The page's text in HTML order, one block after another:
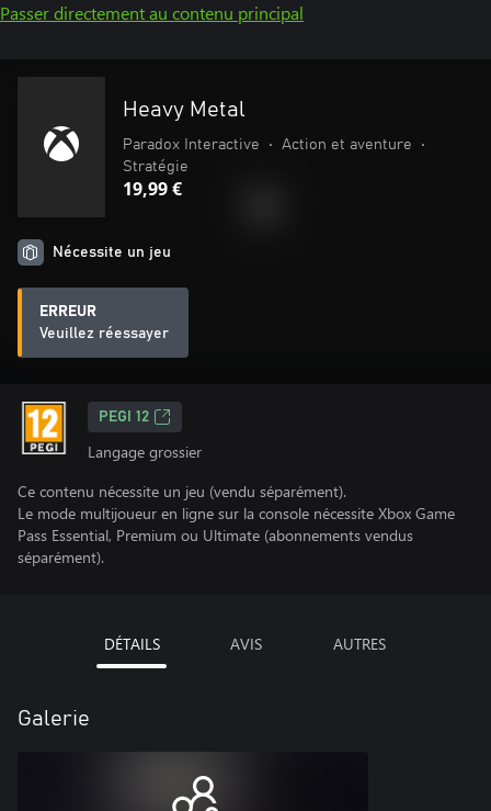
Passer directement au contenu principal
Heavy Metal
Paradox Interactive • Action et aventure
•
Stratégie
19,99 €
Nécessite un jeu
ERREUR
Veuillez réessayer
PEGI 12
Langage grossier
Ce contenu nécessite un jeu (vendu séparément).
Le mode multijoueur en ligne sur la console nécessite Xbox Game
Pass Essential, Premium ou Ultimate (abonnements vendus
séparément).
DÉTAILS AVIS AUTRES
Galerie